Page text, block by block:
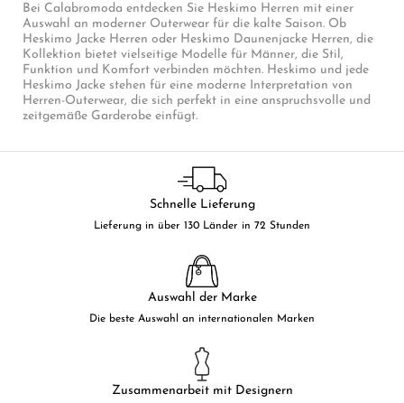
Bei Calabromoda entdecken Sie Heskimo Herren mit einer
Auswahl an moderner Outerwear für die kalte Saison. Ob
Heskimo Jacke Herren oder Heskimo Daunenjacke Herren, die
Kollektion bietet vielseitige Modelle für Männer, die Stil,
Funktion und Komfort verbinden möchten. Heskimo und jede
Heskimo Jacke stehen für eine moderne Interpretation von
Herren-Outerwear, die sich perfekt in eine anspruchsvolle und
zeitgemäße Garderobe einfügt.
Schnelle Lieferung
Lieferung in über 130 Länder in 72 Stunden
Auswahl der Marke
Die beste Auswahl an internationalen Marken
Zusammenarbeit mit Designern